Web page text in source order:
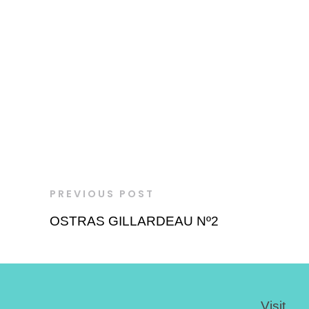
PREVIOUS POST
OSTRAS GILLARDEAU Nº2
Visit